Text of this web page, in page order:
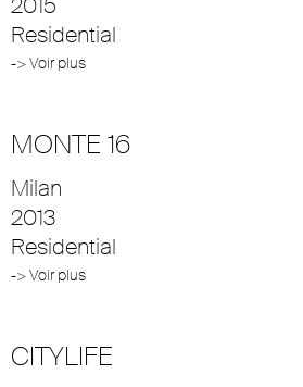
Residential
-> Voir plus
MONTE 16
Milan
2013
Residential
-> Voir plus
CITYLIFE